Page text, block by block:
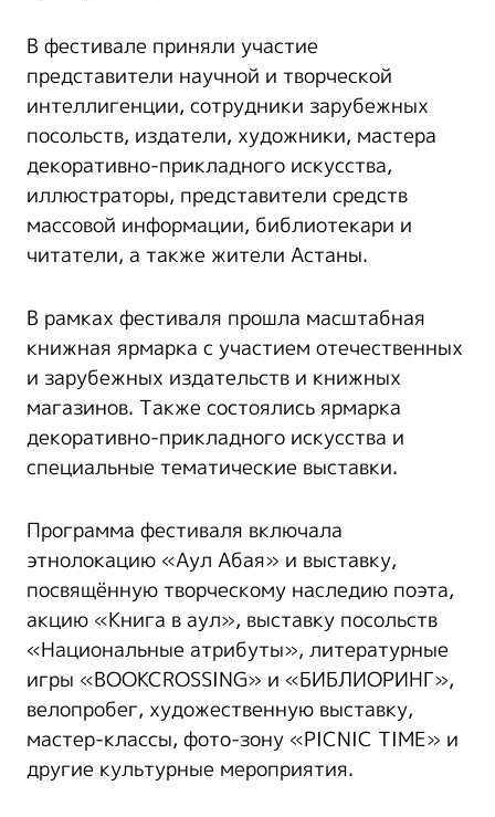
В фестивале приняли участие
представители научной и творческой
интеллигенции, сотрудники зарубежных
посольств, издатели, художники, мастера
декоративно-прикладного искусства,
иллюстраторы, представители средств
массовой информации, библиотекари и
читатели, а также жители Астаны.
В рамках фестиваля прошла масштабная
книжная ярмарка с участием отечественных
и зарубежных издательств и книжных
магазинов. Также состоялись ярмарка
декоративно-прикладного искусства и
специальные тематические выставки.
Программа фестиваля включала
этнолокацию «Аул Абая» и выставку,
посвящённую творческому наследию поэта,
акцию «Книга в аул», выставку посольств
«Национальные атрибуты», литературные
игры «BOOKCROSSING» и «БИБЛИОРИНГ»,
велопробег, художественную выставку,
мастер-классы, фото-зону «PICNIC TIME» и
другие культурные мероприятия.